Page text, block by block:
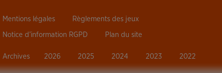
Mentions légales Règlements des jeux
Notice d’information RGPD Plan du site
Archives 2026 2025 2024 2023 2022